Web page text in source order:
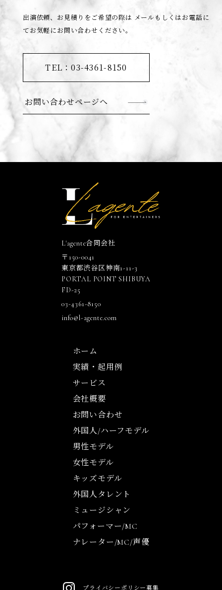
出演依頼、お見積りをご希望の際は メールもしくはお電話に
てお気軽にお問い合わせください。
TEL：03-4361-8150
お問い合わせページへ
L'agente合同会社
〒150-0041
東京都渋谷区神南1-11-3
PORTAL POINT SHIBUYA
FD-25
03-4361-8150
info@l-agente.com
ホーム
実績・起用例
サービス
会社概要
お問い合わせ
外国人/ハーフモデル
男性モデル
女性モデル
キッズモデル
外国人タレント
ミュージシャン
パフォーマー/MC
ナレーター/MC/声優
プライバシーポリシー募集